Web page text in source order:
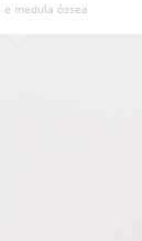
medula óssea